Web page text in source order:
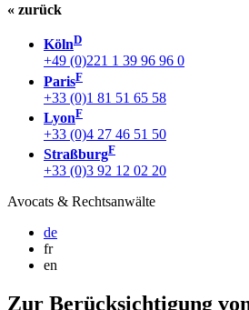
« zurück
KölnD
+49 (0)221 1 39 96 96 0
ParisF
+33 (0)1 81 51 65 58
LyonF
+33 (0)4 27 46 51 50
StraßburgF
+33 (0)3 92 12 02 20
Avocats & Rechtsanwälte
de
fr
en
Zur Berücksichtigung